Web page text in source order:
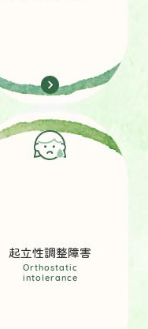
起立性調整障害
Orthostatic
intolerance